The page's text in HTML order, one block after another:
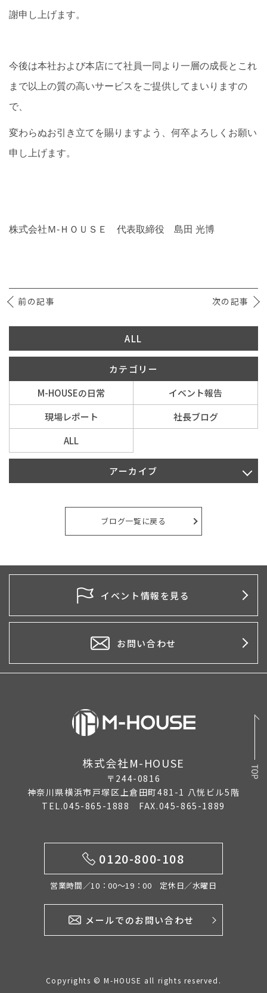
謝申し上げます。
今後は本社および本店にて社員一同より一層の成長とこれ
まで以上の質の高いサービスをご提供してまいりますの
で、
変わらぬお引き立てを賜りますよう、何卒よろしくお願い
申し上げます。
株式会社Ｍ-ＨＯＵＳＥ 代表取締役 島田 光博
前の記事 次の記事
ALL
カテゴリー
M-HOUSEの日常
イベント報告
現場レポート
社長ブログ
ALL
アーカイブ
2026年4月
2026年1月
2025年10月
2025年5月
2025年4月
2025年1月
2024年11月
2024年5月
2024年2月
2024年1月
2023年11月
2023年8月
2023年3月
2022年10月
ブログ一覧に戻る
イベント情報を見る
お問い合わせ
株式会社M-HOUSE
〒244-0816
神奈川県横浜市戸塚区上倉田町481-1 八恍ビル5階
TEL.045-865-1888 FAX.045-865-1889
0120-800-108
営業時間／10：00〜19：00 定休日／水曜日
メールでのお問い合わせ
Copyrights © M-HOUSE all rights reserved.